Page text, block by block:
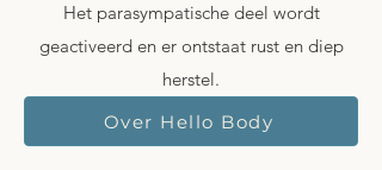
Het parasympatische deel wordt
geactiveerd en er ontstaat rust en diep
herstel.
Over Hello Body